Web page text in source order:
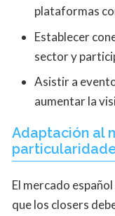
plataformas
Establecer
sector y
Asistir a
aumentar la
Adaptación al
El mercado
que los closers